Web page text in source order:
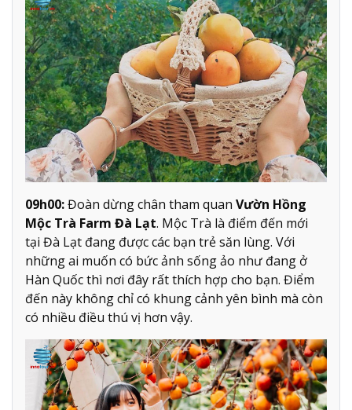
09h00:Đoàn dừng chân tham quan Vườn Hồng
Mộc Trà Farm Đà Lạt. Mộc Trà là điểm đến mới
tại Đà Lạt đang được các bạn trẻ săn lùng. Với
những ai muốn có bức ảnh sống ảo như đang ở
Hàn Quốc thì nơi đây rất thích hợp cho bạn. Điểm
đến này không chỉ có khung cảnh yên bình mà còn
có nhiều điều thú vị hơn vậy.